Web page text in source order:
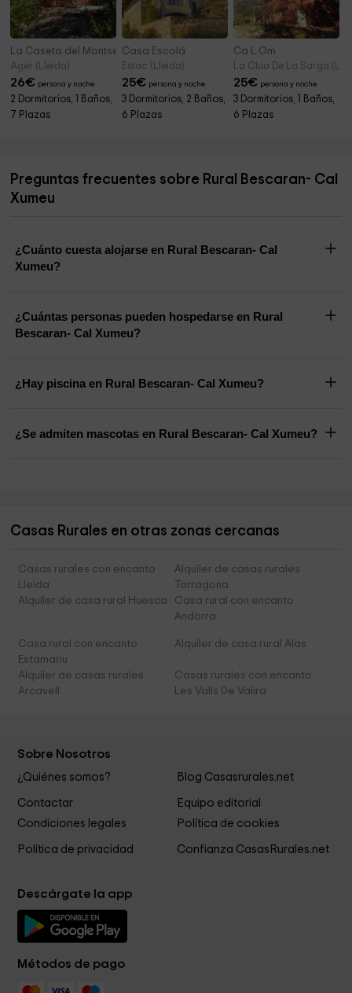
La Caseta del Montsec
Ager (Lleida)
26€ persona y noche
2 Dormitorios, 1 Baños,
7 Plazas
Casa Escolá
Estac (Lleida)
25€ persona y noche
3 Dormitorios, 2 Baños,
6 Plazas
Ca L Om
La Clua De La Sarga
25€ persona y noche
3 Dormitorios, 1 Baños,
6 Plazas
Preguntas frecuentes sobre Rural Bescaran- Cal
Xumeu
¿Cuánto cuesta alojarse en Rural Bescaran- Cal
Xumeu?
¿Cuántas personas pueden hospedarse en Rural
Bescaran- Cal Xumeu?
¿Hay piscina en Rural Bescaran- Cal Xumeu?
¿Se admiten mascotas en Rural Bescaran- Cal Xumeu?
Casas Rurales en otras zonas cercanas
Casas rurales con encanto
Lleida
Alquiler de casas rurales
Tarragona
Alquiler de casa rural Huesca
Casa rural con encanto
Andorra
Casa rural con encanto
Estamariu
Alquiler de casa rural Alas
Alquiler de casas rurales
Arcavell
Casas rurales con encanto
Les Valls De Valira
Sobre Nosotros
¿Quiénes somos? Blog Casasrurales.net
Contactar
Equipo editorial
Condiciones legales
Política de cookies
Política de privacidad Confianza CasasRurales.net
Descárgate la app
Métodos de pago